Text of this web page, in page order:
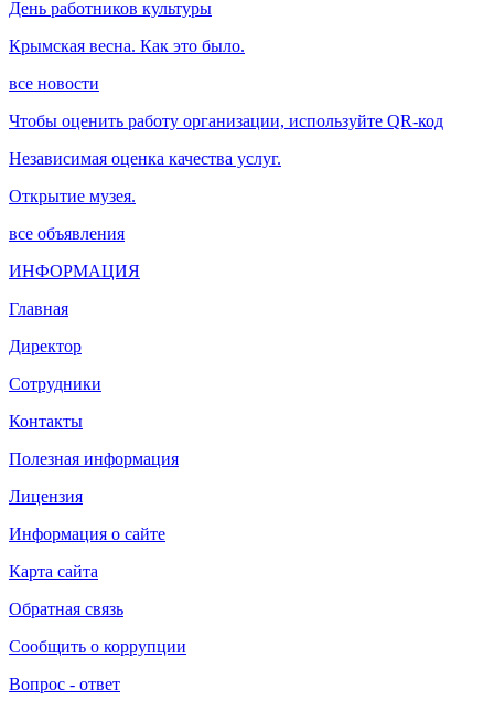
День работников культуры
Крымская весна. Как это было.
все новости
Чтобы оценить работу организации, используйте QR-код
Независимая оценка качества услуг.
Открытие музея.
все объявления
ИНФОРМАЦИЯ
Главная
Директор
Сотрудники
Контакты
Полезная информация
Лицензия
Информация о сайте
Карта сайта
Обратная связь
Сообщить о коррупции
Вопрос - ответ